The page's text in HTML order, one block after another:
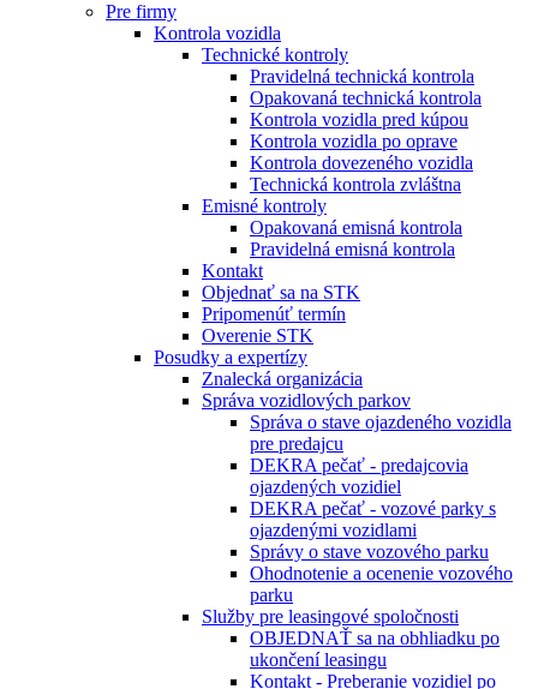
Pre firmy
Kontrola vozidla
Technické kontroly
Pravidelná technická kontrola
Opakovaná technická kontrola
Kontrola vozidla pred kúpou
Kontrola vozidla po oprave
Kontrola dovezeného vozidla
Technická kontrola zvláštna
Emisné kontroly
Opakovaná emisná kontrola
Pravidelná emisná kontrola
Kontakt
Objednať sa na STK
Pripomenúť termín
Overenie STK
Posudky a expertízy
Znalecká organizácia
Správa vozidlových parkov
Správa o stave ojazdeného vozidla
pre predajcu
DEKRA pečať - predajcovia
ojazdených vozidiel
DEKRA pečať - vozové parky s
ojazdenými vozidlami
Správy o stave vozového parku
Ohodnotenie a ocenenie vozového
parku
Služby pre leasingové spoločnosti
OBJEDNAŤ sa na obhliadku po
ukončení leasingu
Kontakt - Preberanie vozidiel po